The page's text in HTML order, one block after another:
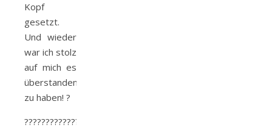
Kopf
gesetzt.
Und wieder
war ich stolz
auf mich es
überstanden
zu haben! ?
?????????????